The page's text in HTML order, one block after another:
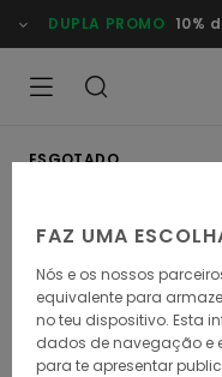
para
a
DUPLA PROMO 10%
ESGOTADO
FAZ UMA
Nós e os nossos
equivalente para
no teu dispositivo. Esta
dados de navegação e
para te apresentar